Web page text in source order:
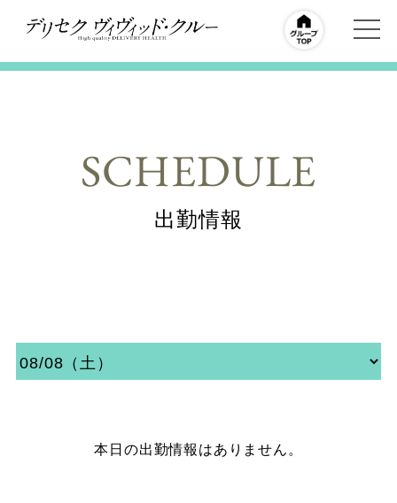
SCHEDULE
出勤情報
本日の出勤情報はありません。